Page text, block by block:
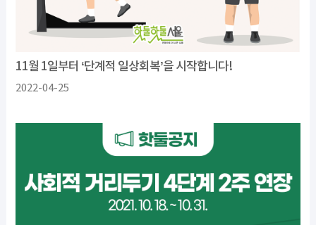
11월 1일부터 ‘단계적 일상회복’을 시작합니다!
2022-04-25